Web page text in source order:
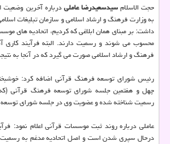
حجت الاسلامسیدسعیدرضا عاملیدرباره آخرین
به وزارت فرهنگ و ارشاد اسلامی و سازمان تبلیغات
داشت: بر مبنای همان ابلاغی كه كردیم، اتحادیه های
محسوب می شوند و رسمیت دارند. البته فرآیند كاری
فرهنگ و ارشاد اسلامی صورت می گیرد كه در آنجا به
رئیس شورای توسعه فرهنگ قرآنی اضافه كرد:
چهل و هفتمین جلسه شورای توسعه فرهنگ قرآنی
رسمیت شناخته شده و عضویت وی در جلسه شورای
عاملی درباره روند ثبت موسسات قرآنی اعلام نمود:
درحال سپری شدن است و اصل اتحادیه مدغم به